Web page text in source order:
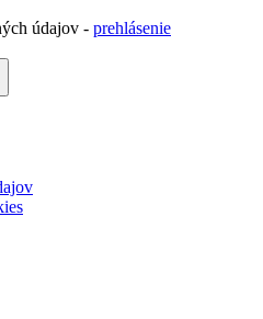
údajov - prehlásenie